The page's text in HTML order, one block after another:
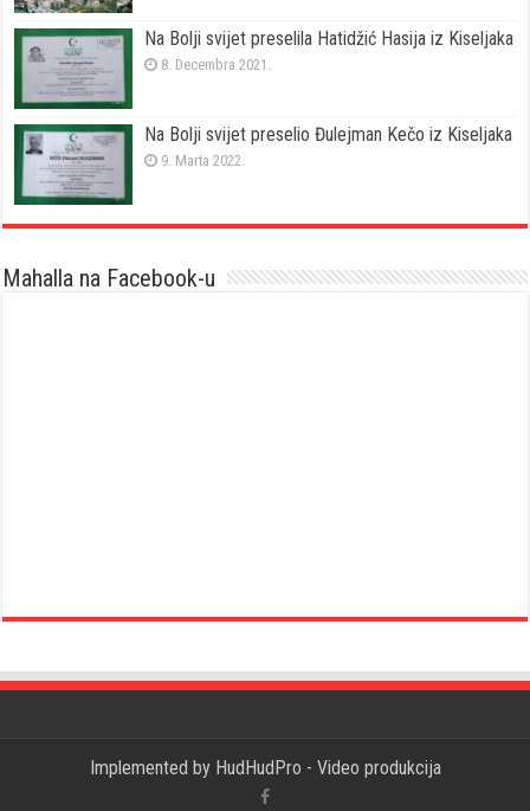
Na Bolji svijet preselila Hatidžić Hasija iz Kiseljaka
8. Decembra 2021.
Na Bolji svijet preselio Đulejman Kečo iz Kiseljaka
9. Marta 2022.
Mahalla na Facebook-u
Implemented by HudHudPro - Video produkcija